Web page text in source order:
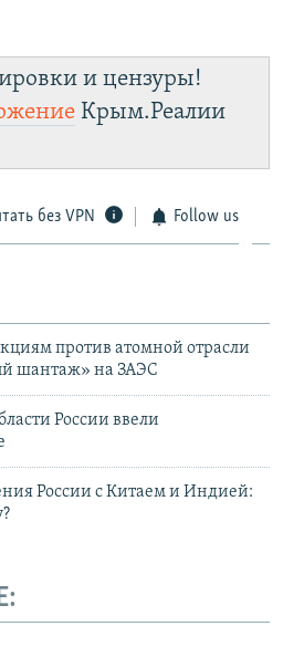
и цензуры!
Крым.Реалии
без VPN Follow us
против атомной отрасли
шантаж» на ЗАЭС
России ввели
России с Китаем и Индией: